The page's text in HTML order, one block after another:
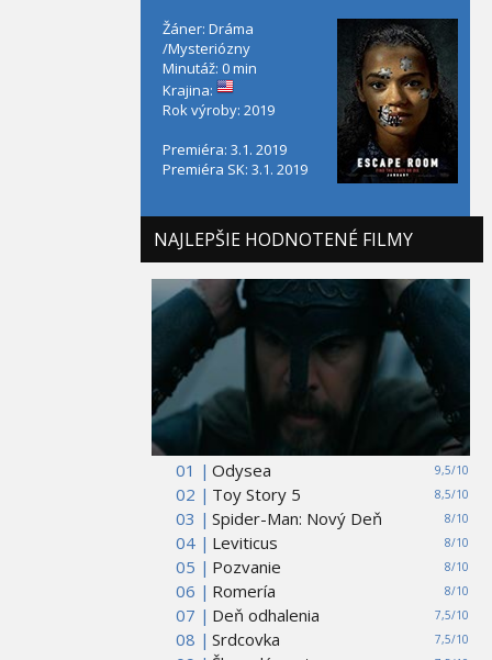
Žáner: Dráma
/Mysteriózny
Minutáž: 0 min
Krajina:
Rok výroby: 2019
Premiéra: 3.1. 2019
Premiéra SK: 3.1. 2019
NAJLEPŠIE HODNOTENÉ FILMY
01 | 9,5/10
Odysea
02 |
8,5/10
Toy Story 5
03 |
8/10
Spider-Man: Nový Deň
04 |
8/10
Leviticus
05 |
8/10
Pozvanie
06 |
8/10
Romería
07 |
7,5/10
Deň odhalenia
08 |
7,5/10
Srdcovka